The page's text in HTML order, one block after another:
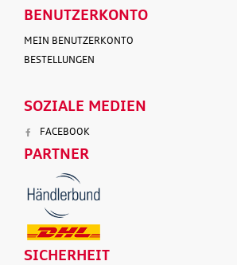
BENUTZERKONTO
MEIN BENUTZERKONTO
BESTELLUNGEN
SOZIALE MEDIEN
FACEBOOK
PARTNER
SICHERHEIT